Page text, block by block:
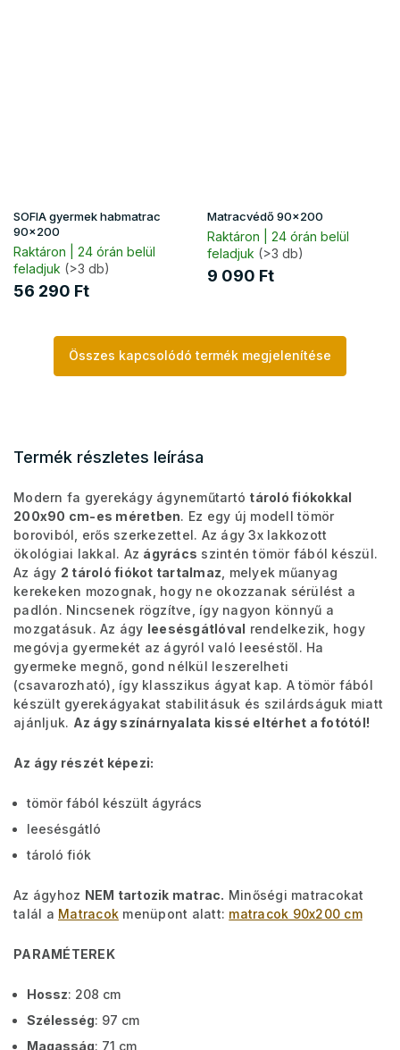
SOFIA gyermek habmatrac
90x200
Raktáron | 24 órán belül
feladjuk (>3 db)
56 290 Ft
Matracvédő 90x200
Raktáron | 24 órán belül
feladjuk (>3 db)
9 090 Ft
Összes kapcsolódó termék megjelenítése
Termék részletes leírása
Modern fa gyerekágy ágyneműtartó tároló fiókokkal
200x90 cm-es méretben. Ez egy új modell tömör
boroviból, erős szerkezettel. Az ágy 3x lakkozott
ökológiai lakkal. Az ágyrács szintén tömör fából készül.
Az ágy 2 tároló fiókot tartalmaz , melyek műanyag
kerekeken mozognak, hogy ne okozzanak sérülést a
padlón. Nincsenek rögzítve, így nagyon könnyű a
mozgatásuk. Az ágy leesésgátlóval rendelkezik, hogy
megóvja gyermekét az ágyról való leeséstől. Ha
gyermeke megnő, gond nélkül leszerelheti
(csavarozható), így klasszikus ágyat kap. A tömör fából
készült gyerekágyakat stabilitásuk és szilárdságuk miatt
ajánljuk. Az ágy színárnyalata kissé eltérhet a fotótól!
Az ágy részét képezi:
tömör fából készült ágyrács
leesésgátló
tároló fiók
Az ágyhoz NEM tartozik matrac. Minőségi matracokat
talál a Matracok menüpont alatt: matracok 90x200 cm
PARAMÉTEREK
Hossz: 208 cm
Szélesség: 97 cm
Magasság: 71 cm